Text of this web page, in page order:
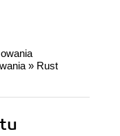
» Rust